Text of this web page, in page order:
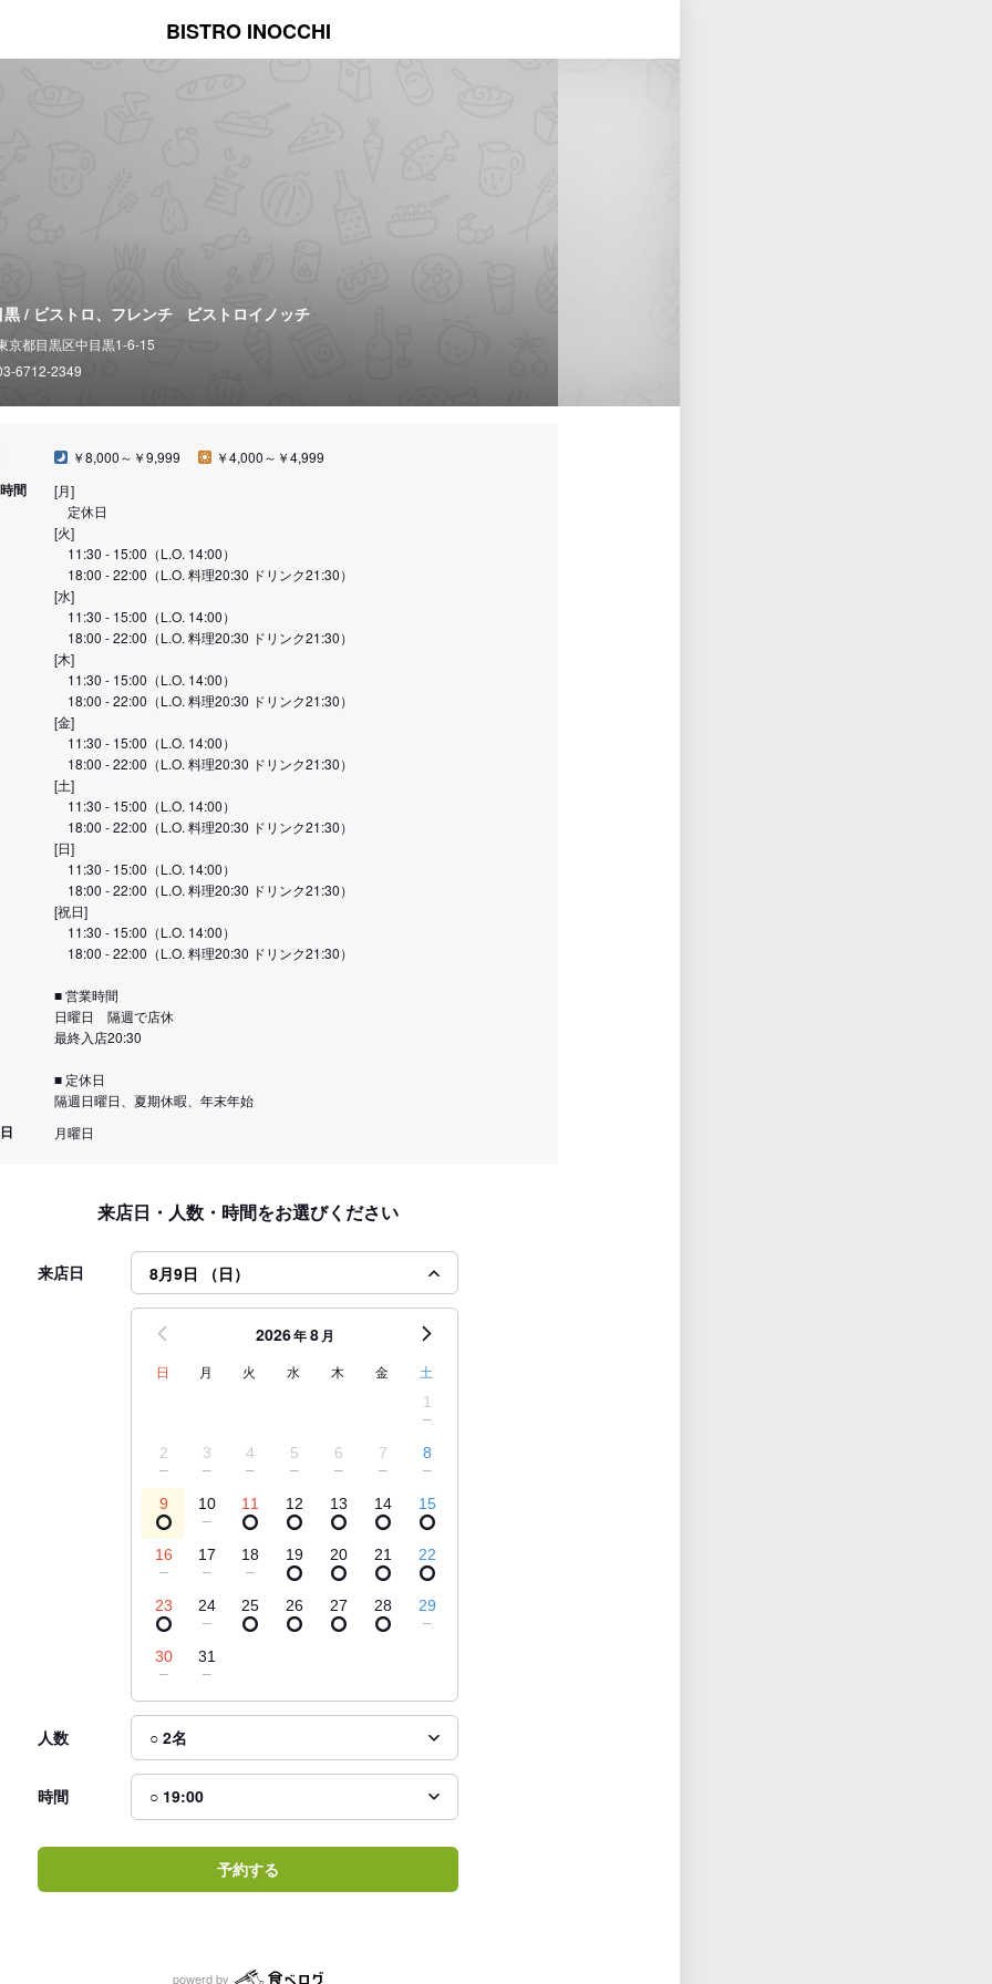
BISTRO INOCCHI
黒 / ビストロ、フレンチ ビストロイノッチ
京都目黒区中目黒1-6-15
6712-2349
￥8,000～￥9,999 ￥4,000～￥4,999
間
[月]
定休日
[火]
11:30 - 15:00（L.O. 14:00）
18:00 - 22:00（L.O. 料理20:30 ドリンク21:30）
[水]
11:30 - 15:00（L.O. 14:00）
18:00 - 22:00（L.O. 料理20:30 ドリンク21:30）
[木]
11:30 - 15:00（L.O. 14:00）
18:00 - 22:00（L.O. 料理20:30 ドリンク21:30）
[金]
11:30 - 15:00（L.O. 14:00）
18:00 - 22:00（L.O. 料理20:30 ドリンク21:30）
[土]
11:30 - 15:00（L.O. 14:00）
18:00 - 22:00（L.O. 料理20:30 ドリンク21:30）
[日]
11:30 - 15:00（L.O. 14:00）
18:00 - 22:00（L.O. 料理20:30 ドリンク21:30）
[祝日]
11:30 - 15:00（L.O. 14:00）
18:00 - 22:00（L.O. 料理20:30 ドリンク21:30）
■ 営業時間
日曜日 隔週で店休
最終入店20:30
■ 定休日
隔週日曜日、夏期休暇、年末年始
月曜日
来店日・人数・時間をお選びください
来店日 8月9日 （日）
2026年8月
日 月 火 水 木 金 土
1
2 3 4 5 6 7 8
9 10 11 12 13 14 15
16 17 18 19 20 21 22
23 24 25 26 27 28 29
30 31
人数
時間
予約する
powerd by